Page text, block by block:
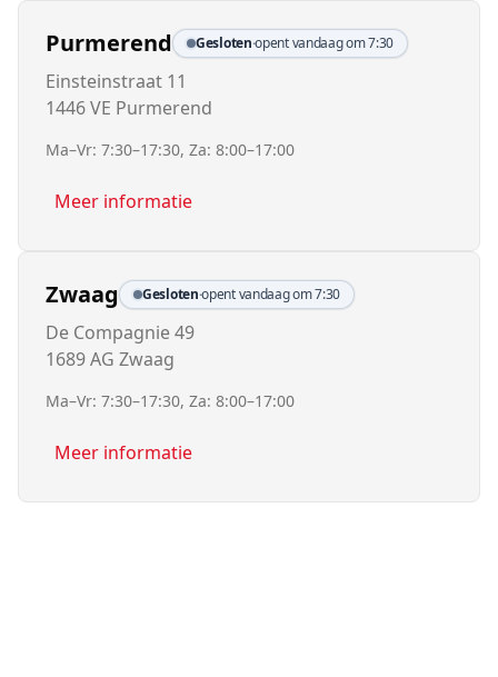
Purmerend Gesloten·opent vandaag om 7:30
Einsteinstraat 11
1446 VE Purmerend
Ma–Vr: 7:30–17:30, Za: 8:00–17:00
Meer informatie
Zwaag Gesloten·opent vandaag om 7:30
De Compagnie 49
1689 AG Zwaag
Ma–Vr: 7:30–17:30, Za: 8:00–17:00
Meer informatie